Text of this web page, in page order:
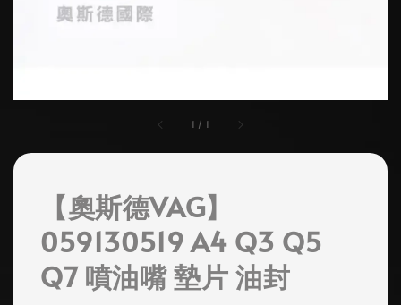
1 / 1
【奧斯德VAG】
059130519 A4 Q3 Q5
Q7 噴油嘴 墊片 油封